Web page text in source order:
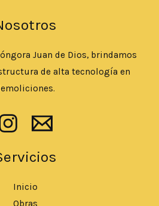
Juan de Dios, brindamos
de alta tecnología en
Inicio
Obras